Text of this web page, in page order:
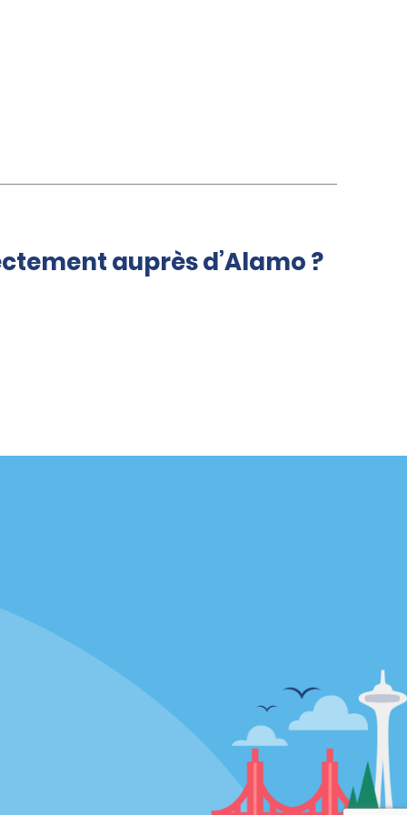
auprès d’Alamo ?
Politique de confidentialité
Politique d’utilisation des cookies
Conditions d’utilisation
Choix de confidentialité